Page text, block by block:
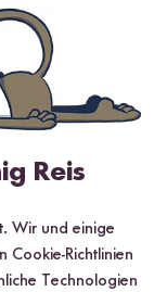
Reis
Wir und einige
Cookie-Richtlinien
Technologien